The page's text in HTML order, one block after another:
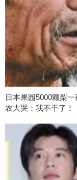
日本果园5000颗梨
农大哭：我不干了！